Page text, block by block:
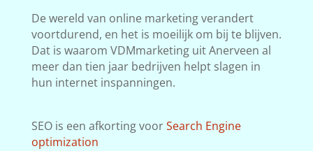
De wereld van online marketing verandert
voortdurend, en het is moeilijk om bij te blijven.
Dat is waarom VDMmarketing uit Anerveen al
meer dan tien jaar bedrijven helpt slagen in
hun internet inspanningen.
SEO is een afkorting voorSearch Engine
optimization